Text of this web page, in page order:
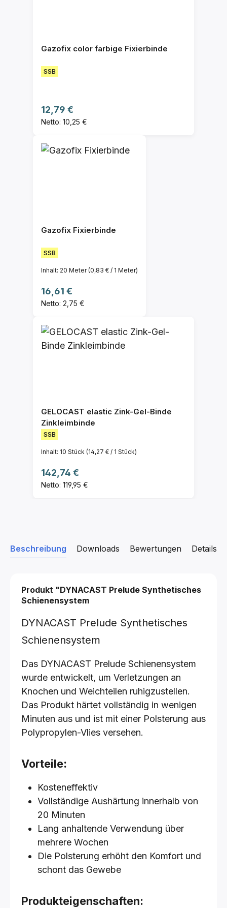
Gazofix color farbige Fixierbinde
SSB
Regulärer Preis:
12,79 €
Netto: 10,25 €
Gazofix Fixierbinde
SSB
Inhalt: 20 Meter(0,83 € / 1 Meter)
Regulärer Preis:
16,61 €
Netto: 2,75 €
GELOCAST elastic Zink-Gel-Binde
Zinkleimbinde
SSB
Inhalt: 10 Stück (14,27 € / 1 Stück)
Regulärer Preis:
142,74 €
Netto: 119,95 €
Beschreibung Downloads Details
Bewertungen
Produkt "DYNACAST Prelude Synthetisches
Schienensystem
DYNACAST Prelude Synthetisches
Schienensystem
Das DYNACAST Prelude Schienensystem
wurde entwickelt, um Verletzungen an
Knochen und Weichteilen ruhigzustellen.
Das Produkt härtet vollständig in wenigen
Minuten aus und ist mit einer Polsterung aus
Polypropylen-Vlies versehen.
Vorteile:
Kosteneffektiv
Vollständige Aushärtung innerhalb von
20 Minuten
Lang anhaltende Verwendung über
mehrere Wochen
Die Polsterung erhöht den Komfort und
schont das Gewebe
Produkteigenschaften: